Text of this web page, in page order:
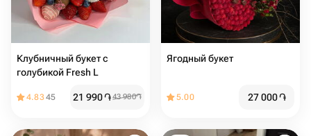
Клубничный букет с
голубикой Fresh L
4.8345 21 990֏43 980֏
Ягодный букет
5.00 27 000֏